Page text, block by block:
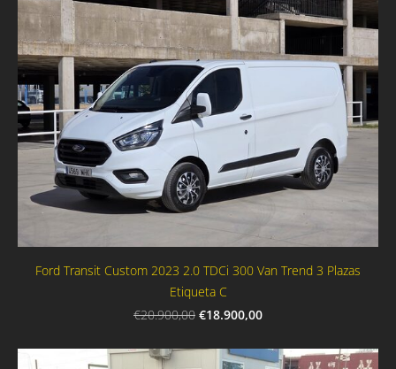
Ford Transit Custom 2023 2.0 TDCi 300 Van Trend 3 Plazas
Etiqueta C
€20.900,00 €18.900,00